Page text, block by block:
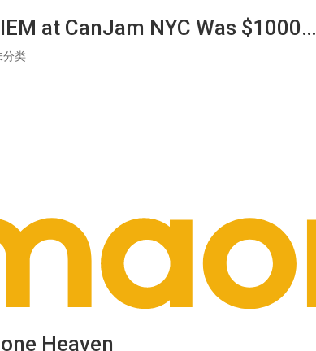
at CanJam NYC Was $1000…
分类
Heaven